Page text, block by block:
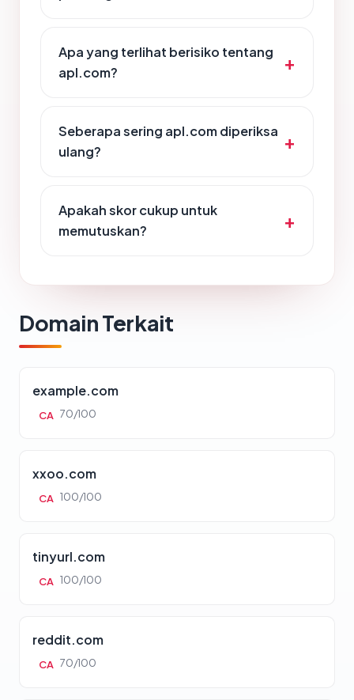
Apa yang terlihat berisiko tentang
apl.com?
Seberapa sering apl.com diperiksa
ulang?
Apakah skor cukup untuk
memutuskan?
Domain Terkait
example.com
CA 70/100
xxoo.com
CA 100/100
tinyurl.com
CA 100/100
reddit.com
CA 70/100